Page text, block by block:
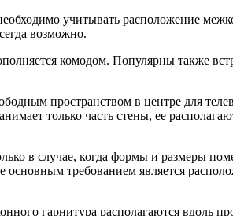
учитывать расположение
возможно.
комодом. Популярны также
пространством в центре для
только часть стены, ее
в случае, когда формы и размеры
требованием является
гарнитура располагаются вдоль